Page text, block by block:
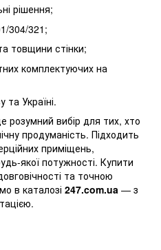
рішення;
304/321;
товщини стінки;
комплектуючих на
Україні.
вибір для тих, хто
продуманість. Підходить
приміщень,
якої потужності. Купити
та точною
в каталозі 247.com.ua — з